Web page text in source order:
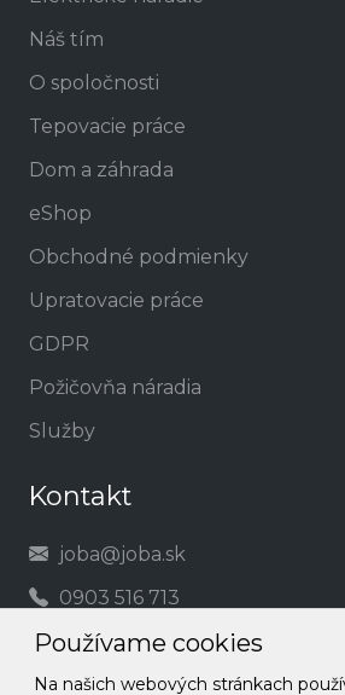
Používame cookies
Na našich webových stránkach
Náš tím
O spoločnosti
Tepovacie práce
Dom a záhrada
eShop
Obchodné podmienky
Upratovacie práce
GDPR
Požičovňa náradia
Služby
Kontakt
joba@joba.sk
0903 516 713